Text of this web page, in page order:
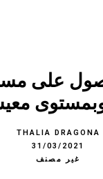
على
THALIA DRAGONA
31/03/2021
غير مصنف